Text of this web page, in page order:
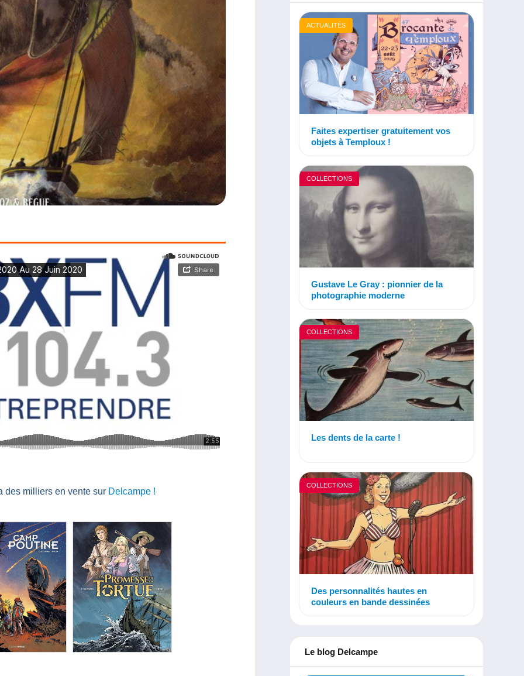
des milliers en vente sur Delcampe !
ACTUALITÉS
Faites expertiser gratuitement vos
objets à Temploux !
COLLECTIONS
Gustave Le Gray : pionnier de la
photographie moderne
COLLECTIONS
Les dents de la carte !
COLLECTIONS
Des personnalités hautes en
couleurs en bande dessinées
Le blog Delcampe